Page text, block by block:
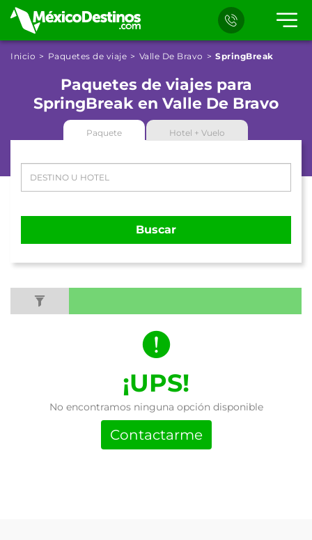
Inicio Paquetes de viaje Valle De Bravo SpringBreak
Paquetes de viajes para
SpringBreak en Valle De Bravo
Paquete Hotel + Vuelo
Buscar
¡UPS!
No encontramos ninguna opción disponible
Contactarme